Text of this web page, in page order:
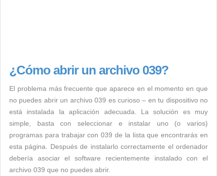
¿Cómo abrir un archivo 039?
El problema más frecuente que aparece en el momento en que
no puedes abrir un archivo 039 es curioso – en tu dispositivo no
está instalada la aplicación adecuada. La solución es muy
simple, basta con seleccionar e instalar uno (o varios)
programas para trabajar con 039 de la lista que encontrarás en
esta página. Después de instalarlo correctamente el ordenador
debería asociar el software recientemente instalado con el
archivo 039 que no puedes abrir.